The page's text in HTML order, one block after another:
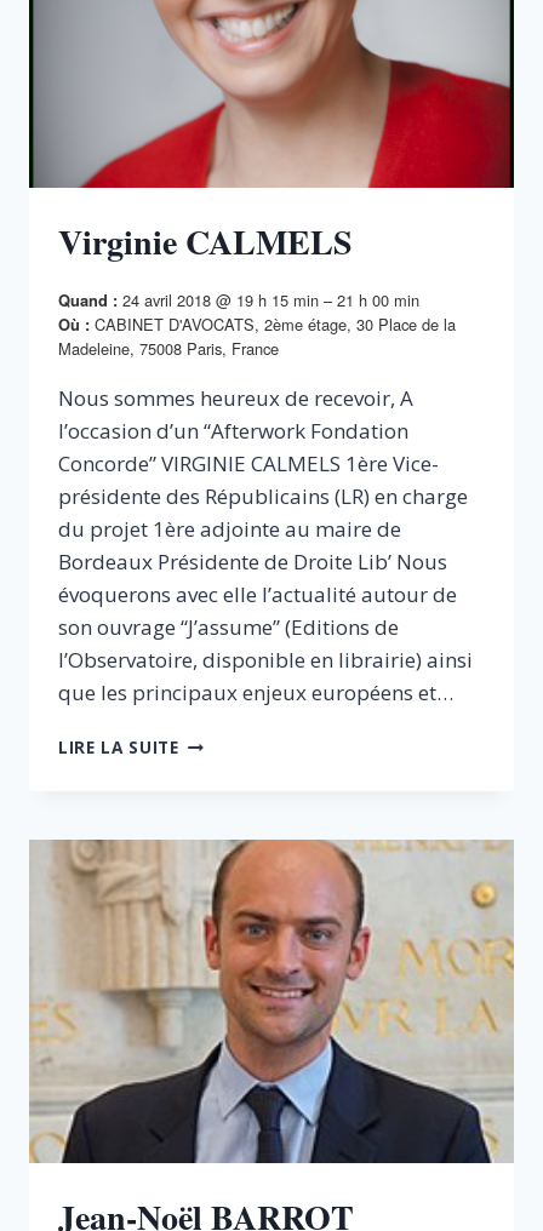
Virginie CALMELS
Quand : 24 avril 2018 @ 19 h 15 min – 21 h 00 min
Où : CABINET D'AVOCATS, 2ème étage, 30 Place de la
Madeleine, 75008 Paris, France
Nous sommes heureux de recevoir, A
l’occasion d’un “Afterwork Fondation
Concorde” VIRGINIE CALMELS 1ère Vice-
présidente des Républicains (LR) en charge
du projet 1ère adjointe au maire de
Bordeaux Présidente de Droite Lib’ Nous
évoquerons avec elle l’actualité autour de
son ouvrage “J’assume” (Editions de
l’Observatoire, disponible en librairie) ainsi
que les principaux enjeux européens et…
LIRE LA SUITEVIRGINIE
Jean-Noël BARROT